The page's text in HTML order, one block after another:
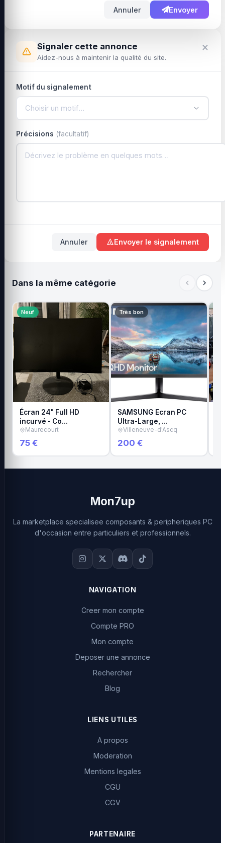
Annuler Envoyer
Signaler cette annonce
Aidez-nous à maintenir la qualité du site.
×
Motif du signalement
Choisir un motif…
Précisions (facultatif)
Annuler Envoyer le signalement
Dans la même catégorie
Neuf
Écran 24" Full HD
incurvé - Co…
Maurecourt
75 €
Très bon
SAMSUNG Ecran PC
Ultra-Large, …
Villeneuve-d'Ascq
200 €
Mon7up
La marketplace specialisee composants & peripheriques PC
d'occasion entre particuliers et professionnels.
NAVIGATION
Creer mon compte
Compte PRO
Mon compte
Deposer une annonce
Rechercher
Blog
LIENS UTILES
A propos
Moderation
Mentions legales
CGU
CGV
PARTENAIRE